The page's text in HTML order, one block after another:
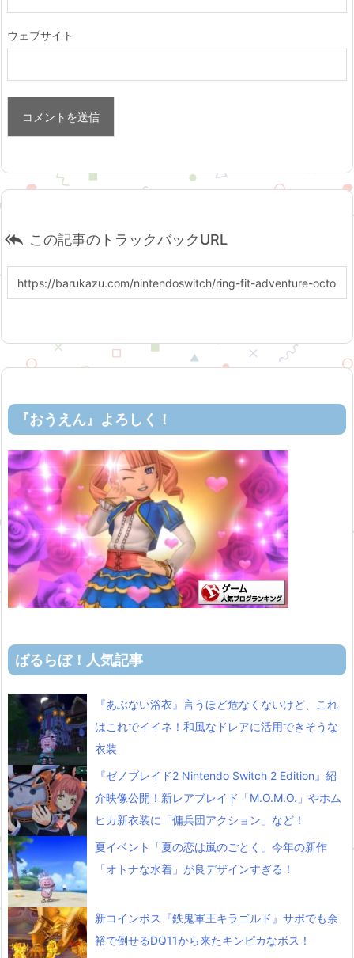
ウェブサイト
 この記事のトラックバックURL
『おうえん』よろしく！
ばるらぼ！人気記事
『あぶない浴衣』言うほど危なくないけど、これ
はこれでイイネ！和風なドレアに活用できそうな
衣装
『ゼノブレイド2 Nintendo Switch 2 Edition』紹
介映像公開！新レアブレイド「M.O.M.O.」やホム
ヒカ新衣装に「傭兵団アクション」など！
夏イベント「夏の恋は嵐のごとく」今年の新作
「オトナな水着」が良デザインすぎる！
新コインボス『鉄鬼軍王キラゴルド』サポでも余
裕で倒せるDQ11から来たキンピカなボス！